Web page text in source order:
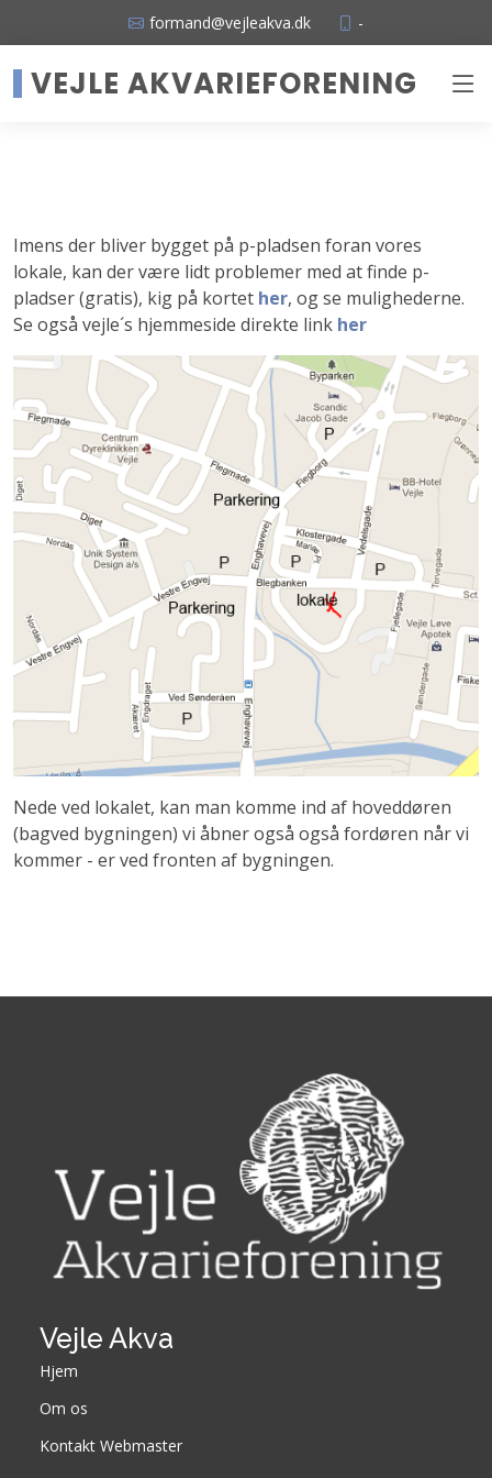
formand@vejleakva.dk -
VEJLE AKVARIEFORENING
Imens der bliver bygget på p-pladsen foran vores
lokale, kan der være lidt problemer med at finde p-
pladser (gratis), kig på kortet her, og se mulighederne.
Se også vejle´s hjemmeside direkte link her
Nede ved lokalet, kan man komme ind af hoveddøren
(bagved bygningen) vi åbner også også fordøren når vi
kommer - er ved fronten af bygningen.
Vejle Akva
Hjem
Om os
Kontakt Webmaster